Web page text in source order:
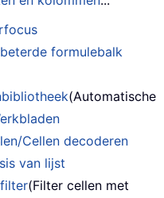
formulebalk
(Automatische
Cellen decoderen
van lijst
(Filter cellen met